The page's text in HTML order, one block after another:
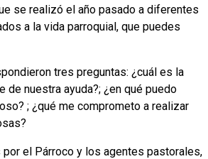
se realizó el año pasado a diferentes
a la vida parroquial, que puedes
tres preguntas: ¿cuál es la
nuestra ayuda?; ¿en qué puedo
; ¿qué me comprometo a realizar
el Párroco y los agentes pastorales,